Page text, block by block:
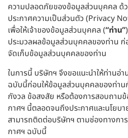
ความปลอดภัยของข้อมูลส่วนบุคคล ด้
ประกาศความเป็นส่วนตัว (Privacy
เพื่อให้เจ้าของข้อมูลส่วนบุคคล (“ท่าน”
ประมวลผลข้อมูลส่วนบุคคลของท่าน
จัดเก็บข้อมูลส่วนบุคคลของท่าน
ในการนี้ บริษัทฯ จึงขอแนะนำให้ท่านอ่า
ฉบับนี้ก่อนให้ข้อมูลส่วนบุคคลของท่า
กังวล ข้อสงสัย หรือต้องการสอบถาม
กาศฯ นี้ตลอดจนถึงประกาศและนโยบ
สามารถติดต่อบริษัทฯ ตามช่องทางกา
กาศฯ ฉบับนี้